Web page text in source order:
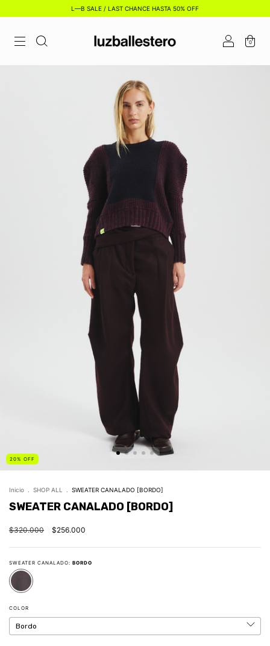
L—B SALE / LAST CHANCE HASTA 50% OFF
0
20% OFF
Inicio SHOP ALL SWEATER CANALADO [BORDO]
SWEATER CANALADO [BORDO]
$320.000 $256.000
SWEATER CANALADO: BORDO
COLOR